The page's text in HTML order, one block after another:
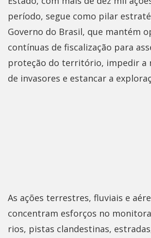
período, segue como pilar
Governo do Brasil, que mantém
contínuas de fiscalização para
proteção do território, impedir a
de invasores e estancar a
As ações terrestres, fluviais e
concentram esforços no
rios, pistas clandestinas,